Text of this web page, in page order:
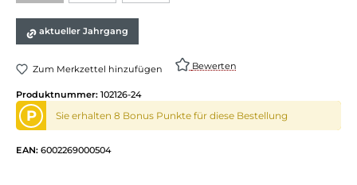
aktueller Jahrgang
Zum Merkzettel hinzufügen Bewerten
Produktnummer: 102126-24
P Sie erhalten 8 Bonus Punkte für diese Bestellung
EAN: 6002269000504